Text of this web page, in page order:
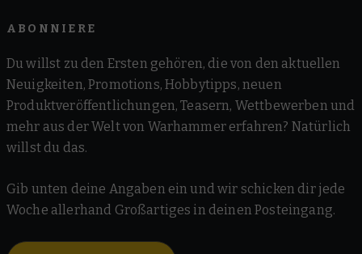
ABONNIERE
Du willst zu den Ersten gehören, die von den aktuellen
Neuigkeiten, Promotions, Hobbytipps, neuen
Produktveröffentlichungen, Teasern, Wettbewerben und
mehr aus der Welt von Warhammer erfahren? Natürlich
willst du das.
Gib unten deine Angaben ein und wir schicken dir jede
Woche allerhand Großartiges in deinen Posteingang.